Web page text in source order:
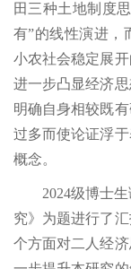
田三种土地制度
有”的线性演进，
小农社会稳定展
进一步凸显经济
明确自身相较既
过多而使论证浮
概念。
2024级博士
究》为题进行了
个方面对二人经